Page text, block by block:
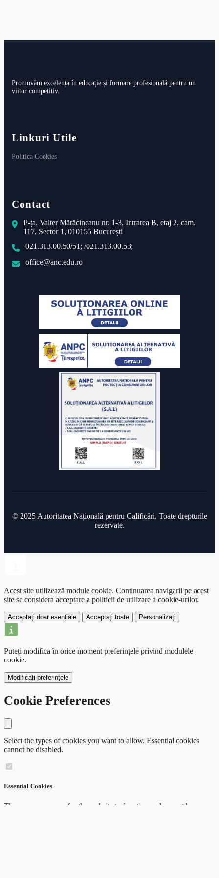
Promovăm excelența în educație și formare profesională pentru un
viitor competitiv.
Linkuri Utile
Politica Cookies
Contact
P-ța. Valter Mărăcineanu nr. 1-3, Intrarea B, etaj 2, cam.
117, Sector 1, 010155 București
021.313.00.50/51; /021.313.00.53;
office@anc.edu.ro
© 2025 Autoritatea Națională pentru Calificări. Toate drepturile
rezervate.
Acest site utilizează module cookie. Continuarea navigarii pe acest
site se considera acceptare a politicii de utilizare a cookie-urilor.
Acceptați doar esențiale Acceptați toate Personalizați
Puteți modifica în orice moment preferințele privind modulele
cookie.
Modificați preferințele
Cookie Preferences
Select the types of cookies you want to allow. Essential cookies
cannot be disabled.
Essential Cookies
These are necessary for the website to function and cannot be